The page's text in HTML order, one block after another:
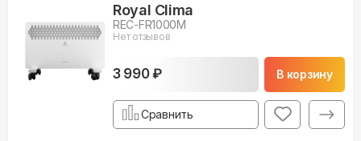
Royal Clima
REC-FR1000M
Нет отзывов
3 990 ₽ В корзину
Сравнить